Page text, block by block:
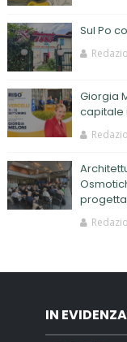
Sul Po
Giorgia
capitale
IN EVIDENZA